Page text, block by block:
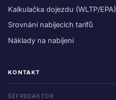
Kalkulačka dojezdu (WLTP/EPA)
Srovnání nabíjecích tarifů
Náklady na nabíjení
KONTAKT
ŠÉFREDAKTOR